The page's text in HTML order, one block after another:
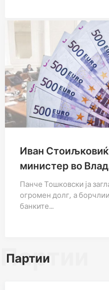
Иван Стоиљковиќ
министер во
Панче Тошковски ја
огромен долг, а
банките…
Партии
Партии